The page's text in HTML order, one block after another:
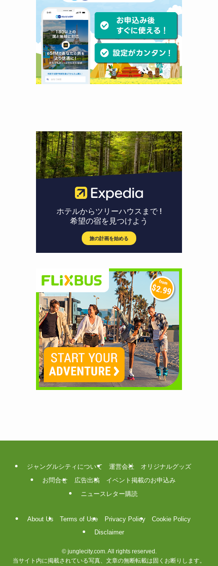
ジャングルシティについて 運営会社
オリジナルグッズ
お問合せ
広告出稿
イベント掲載のお申込み
ニュースレター購読
About Us Terms of Use Privacy Policy
Cookie Policy
Disclaimer
©junglecity.com. All rights reserved.
当サイト内に掲載されている写真、文章の無断転載は固くお断りします。